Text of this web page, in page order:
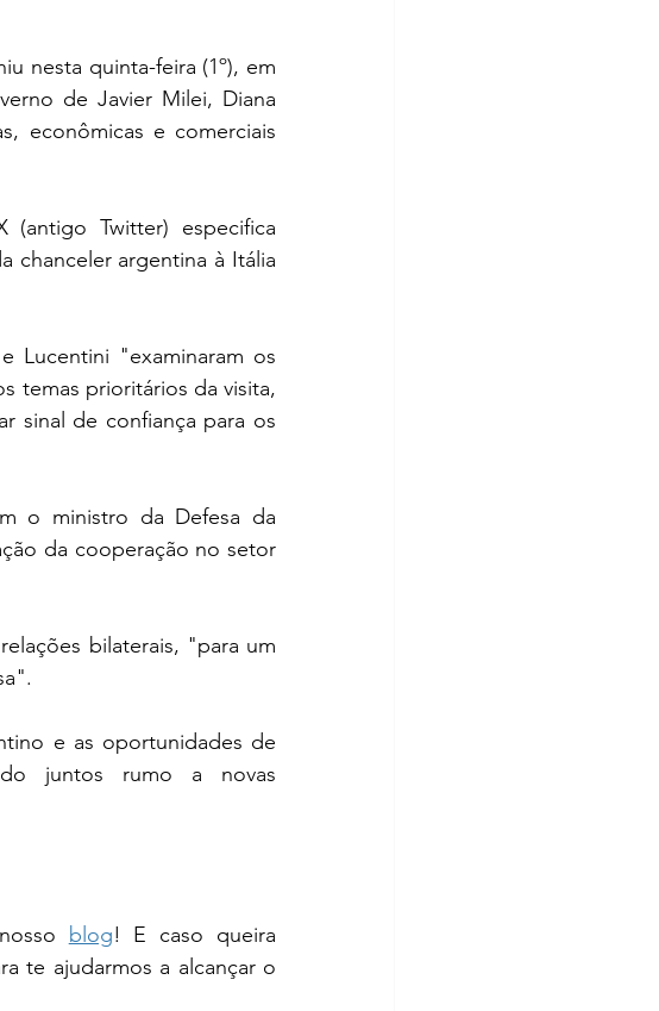
nesta quinta-feira (1º), em
de Javier Milei, Diana
econômicas e comerciais
Twitter) especifica
chanceler argentina à Itália
Lucentini "examinaram os
temas prioritários da visita,
sinal de confiança para os
o ministro da Defesa da
da cooperação no setor
bilaterais, "para um
e as oportunidades de
juntos rumo a novas
blog! E caso queira
te ajudarmos a alcançar o